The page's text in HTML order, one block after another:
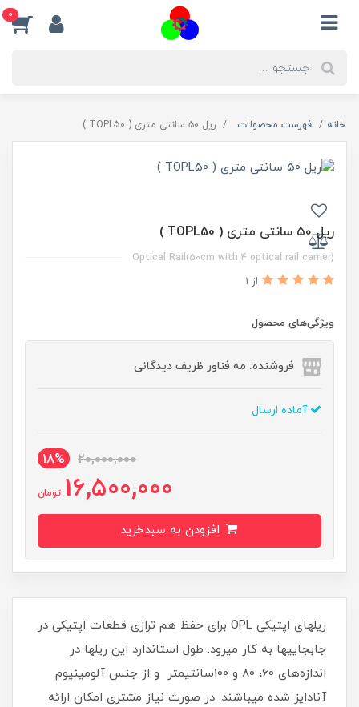
0
خانه فهرست محصولات ریل ۵۰ سانتی متری ( TOPL50 )
ریل ۵۰ سانتی متری ( TOPL50 )
Optical Rail(50cm with 4 optical rail carrier)
از 1
ویژگی‌های محصول
فروشنده: مه فناور ظریف دیدگانی
آماده ارسال
20,000,000
18%
16,500,000 تومان
ریل‏های اپتیکی OPL برای حفظ هم ‏ترازی قطعات اپتیکی در
جابجایی‏ها به کار می‏رود. طول استاندارد این ریل‏ها در
اندازه‌های 60، 80 و 100سانتی‏متر و از جنس آلومینیوم
آنادایز شده می‏باشند. در صورت نیاز مشتری امکان ارائه